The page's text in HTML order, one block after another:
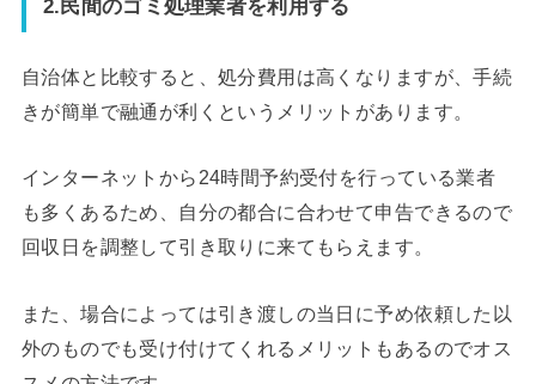
2.民間のゴミ処理業者を利用する
自治体と比較すると、処分費用は高くなりますが、手続
きが簡単で融通が利くというメリットがあります。
インターネットから24時間予約受付を行っている業者
も多くあるため、自分の都合に合わせて申告できるので
回収日を調整して引き取りに来てもらえます。
また、場合によっては引き渡しの当日に予め依頼した以
外のものでも受け付けてくれるメリットもあるのでオス